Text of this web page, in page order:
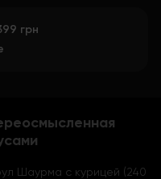
грн
Шаурма с курицей (240